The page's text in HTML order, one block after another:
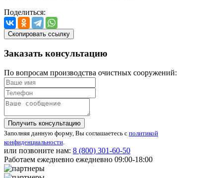
Поделиться:
Скопировать ссылку
Заказать консультацию
По вопросам производства очистных сооружений:
Получить консультацию
Заполняя данную форму, Вы соглашаетесь с политикой
конфиденциальности
или позвоните нам: 8 (800) 301-60-50
Работаем ежедневно ежедневно 09:00-18:00